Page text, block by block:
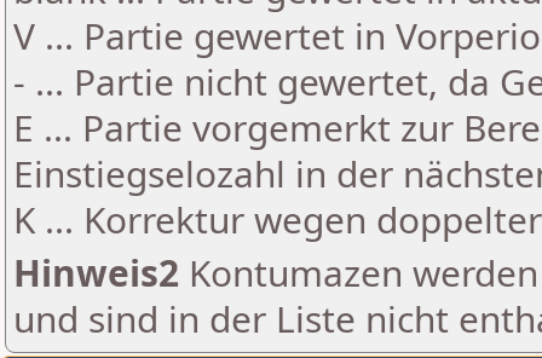
V ... Partie gewertet in
- ... Partie nicht gewertet, da
E ... Partie vorgemerkt zur
Einstiegselozahl in der
K ... Korrektur wegen
Hinweis2 Kontumazen
und sind in der Liste nicht